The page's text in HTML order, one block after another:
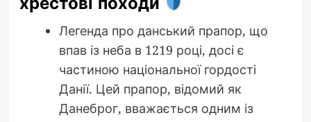
Легенда про данський прапор, що
впав із неба в 1219 році, досі є
частиною національної гордості
Данії. Цей прапор, відомий як
Данеброг, вважається одним із